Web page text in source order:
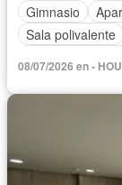
Gimnasio
Sala polivalente
08/07/2026 en -